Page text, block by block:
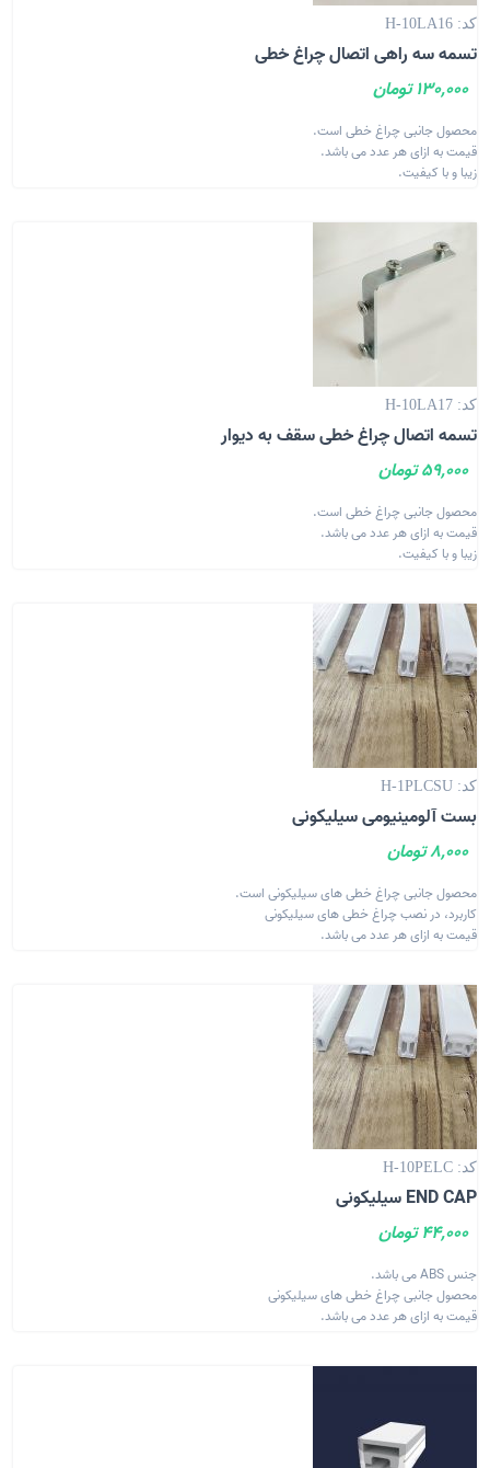
کد: H-10LA16
تسمه سه راهی اتصال چراغ خطی
130,000 تومان
محصول جانبی چراغ خطی است.
قیمت به ازای هر عدد می باشد.
زیبا و با کیفیت.
کد: H-10LA17
تسمه اتصال چراغ خطی سقف به دیوار
59,000 تومان
محصول جانبی چراغ خطی است.
قیمت به ازای هر عدد می باشد.
زیبا و با کیفیت.
کد: H-1PLCSU
بست آلومینیومی سیلیکونی
8,000 تومان
محصول جانبی چراغ خطی های سیلیکونی است.
کاربرد، در نصب چراغ خطی های سیلیکونی
قیمت به ازای هر عدد می باشد.
کد: H-10PELC
END CAP سیلیکونی
44,000 تومان
جنس ABS می باشد.
محصول جانبی چراغ خطی های سیلیکونی
قیمت به ازای هر عدد می باشد.